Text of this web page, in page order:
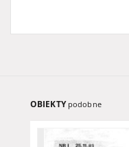
OBIEKTY podobne